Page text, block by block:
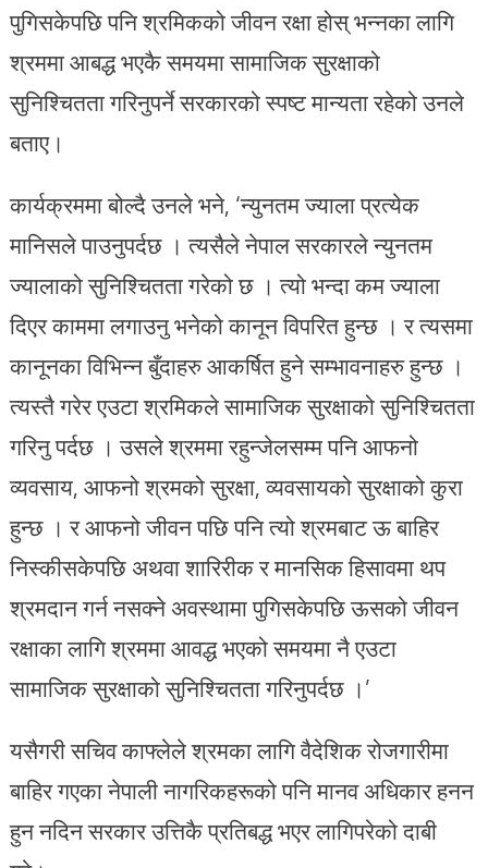
पुगिसकेपछि पनि श्रमिकको जीवन रक्षा होस् भन्नका लागि
श्रममा आबद्ध भएकै समयमा सामाजिक सुरक्षाको
सुनिश्चितता गरिनुपर्ने सरकारको स्पष्ट मान्यता रहेको उनले
बताए।
कार्यक्रममा बोल्दै उनले भने, ‘न्युनतम ज्याला प्रत्येक
मानिसले पाउनुपर्दछ । त्यसैले नेपाल सरकारले न्युनतम
ज्यालाको सुनिश्चितता गरेको छ । त्यो भन्दा कम ज्याला
दिएर काममा लगाउनु भनेको कानून विपरित हुन्छ । र त्यसमा
कानूनका विभिन्न बुँदाहरु आकर्षित हुने सम्भावनाहरु हुन्छ ।
त्यस्तै गरेर एउटा श्रमिकले सामाजिक सुरक्षाको सुनिश्चितता
गरिनु पर्दछ । उसले श्रममा रहुन्जेलसम्म पनि आफनो
व्यवसाय, आफनो श्रमको सुरक्षा, व्यवसायको सुरक्षाको कुरा
हुन्छ । र आफनो जीवन पछि पनि त्यो श्रमबाट ऊ बाहिर
निस्कीसकेपछि अथवा शारिरीक र मानसिक हिसावमा थप
श्रमदान गर्न नसक्ने अवस्थामा पुगिसकेपछि ऊसको जीवन
रक्षाका लागि श्रममा आवद्ध भएको समयमा नै एउटा
सामाजिक सुरक्षाको सुनिश्चितता गरिनुपर्दछ ।’
यसैगरी सचिव काफ्लेले श्रमका लागि वैदेशिक रोजगारीमा
बाहिर गएका नेपाली नागरिकहरूको पनि मानव अधिकार हनन
हुन नदिन सरकार उत्तिकै प्रतिबद्ध भएर लागिपरेको दाबी